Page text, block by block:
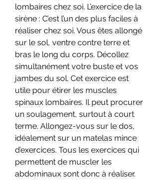
lombaires chez soi. L’exercice de la
sirène : C’est l’un des plus faciles à
réaliser chez soi. Vous êtes allongé
sur le sol, ventre contre terre et
bras le long du corps. Décollez
simultanément votre buste et vos
jambes du sol. Cet exercice est
utile pour étirer les muscles
spinaux lombaires. Il peut procurer
un soulagement, surtout à court
terme. Allongez-vous sur le dos,
idéalement sur un matelas mince
d’exercices. Tous les exercices qui
permettent de muscler les
abdominaux sont donc à réaliser.